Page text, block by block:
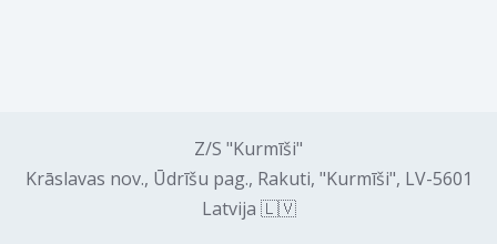
Z/S "Kurmīši"
Krāslavas nov., Ūdrīšu pag., Rakuti, "Kurmīši", LV-5601
Latvija 🇱🇻